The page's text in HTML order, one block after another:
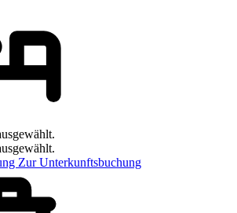
Zur Unterkunftsbuchung